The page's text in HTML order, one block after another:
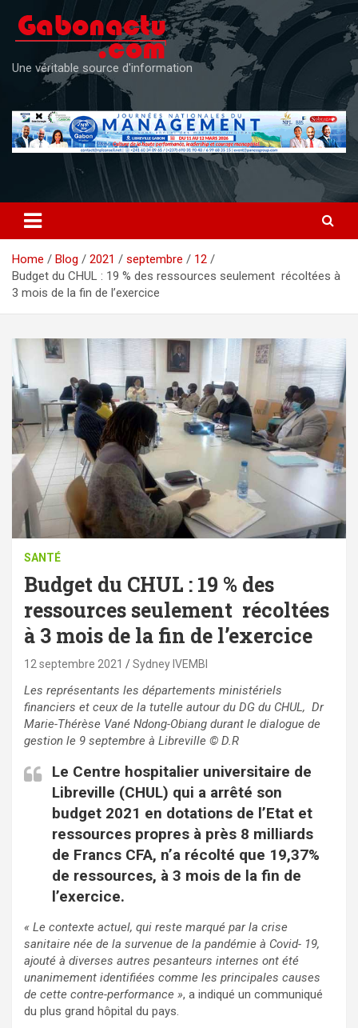
content
Une véritable source d'information
Home Blog 2021 septembre
12
Budget du CHUL : 19 % des ressources seulement récoltées à
3 mois de la fin de l’exercice
SANTÉ
Budget du CHUL : 19 % des
ressources seulement récoltées
à 3 mois de la fin de l’exercice
12 septembre 2021 Sydney IVEMBI
Les représentants les départements ministériels
financiers et ceux de la tutelle autour du DG du CHUL, Dr
Marie-Thérèse Vané Ndong-Obiang durant le dialogue de
gestion le 9 septembre à Libreville © D.R
Le Centre hospitalier universitaire de
Libreville (CHUL) qui a arrêté son
budget 2021 en dotations de l’Etat et
ressources propres à près 8 milliards
de Francs CFA, n’a récolté que 19,37%
de ressources, à 3 mois de la fin de
l’exercice.
« Le contexte actuel, qui reste marqué par la crise
sanitaire née de la survenue de la pandémie à Covid- 19,
ajouté à diverses autres pesanteurs internes ont été
unanimement identifiées comme les principales causes
de cette contre-performance », a indiqué un communiqué
du plus grand hôpital du pays.